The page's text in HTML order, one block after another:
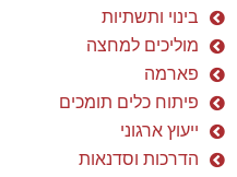
בינוי ותשתיות
מוליכים למחצה
פארמה
פיתוח כלים תומכים
ייעוץ ארגוני
הדרכות וסדנאות